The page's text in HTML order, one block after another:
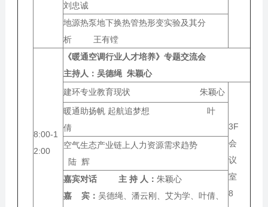
刘忠诚
地源热泵地下换热管热形变实验及其分
析 王有镗
8:00-1
2:00
《暖通空调行业人才培养》专题交流会
主持人： 吴德绳 朱颖心
建环专业教育现状 朱颖心
3F
会
议
室
8
暖通助扬帆 起航追梦想 叶
倩
空气生态产业链上人力资源需求趋势
陆 辉
嘉宾对话 主 持 人： 朱颖心
嘉 宾： 吴德绳、潘云刚、艾为学、叶倩、